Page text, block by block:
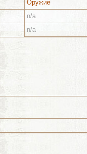
Оружие
n/a
n/a